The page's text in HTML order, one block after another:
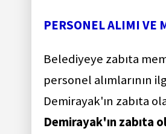
PERSONEL ALIMI VE
Belediyeye zabıta
personel
Demirayak'ın zabıta
Demirayak'ın zabıta